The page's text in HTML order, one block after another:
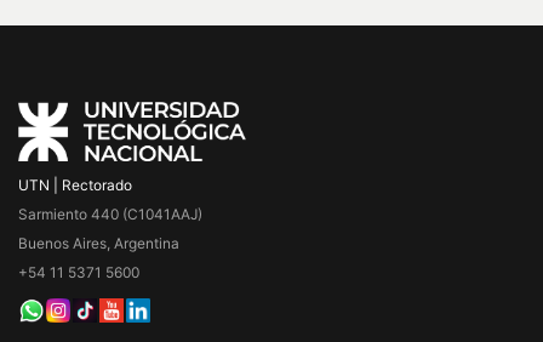
UTN | Rectorado
Sarmiento 440 (C1041AAJ)
Buenos Aires, Argentina
+54 11 5371 5600